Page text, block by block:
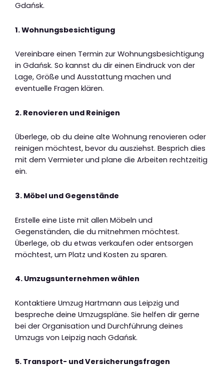
Gdańsk.
1. Wohnungsbesichtigung
Vereinbare einen Termin zur Wohnungsbesichtigung
in Gdańsk. So kannst du dir einen Eindruck von der
Lage, Größe und Ausstattung machen und
eventuelle Fragen klären.
2. Renovieren und Reinigen
Überlege, ob du deine alte Wohnung renovieren oder
reinigen möchtest, bevor du ausziehst. Besprich dies
mit dem Vermieter und plane die Arbeiten rechtzeitig
ein.
3. Möbel und Gegenstände
Erstelle eine Liste mit allen Möbeln und
Gegenständen, die du mitnehmen möchtest.
Überlege, ob du etwas verkaufen oder entsorgen
möchtest, um Platz und Kosten zu sparen.
4. Umzugsunternehmen wählen
Kontaktiere Umzug Hartmann aus Leipzig und
bespreche deine Umzugspläne. Sie helfen dir gerne
bei der Organisation und Durchführung deines
Umzugs von Leipzig nach Gdańsk.
5. Transport- und Versicherungsfragen